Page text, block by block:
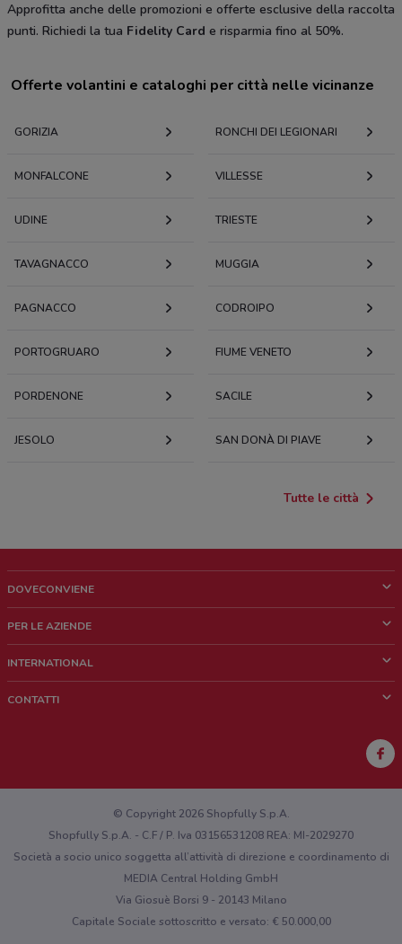
Approfitta anche delle promozioni e offerte esclusive della raccolta
punti. Richiedi la tua Fidelity Card e risparmia fino al 50%.
Offerte volantini e cataloghi per città nelle vicinanze
GORIZIA RONCHI DEI LEGIONARI
MONFALCONE VILLESSE
UDINE TRIESTE
TAVAGNACCO MUGGIA
PAGNACCO CODROIPO
PORTOGRUARO FIUME VENETO
PORDENONE SACILE
JESOLO SAN DONÀ DI PIAVE
Tutte le città
DOVECONVIENE
Chi siamo
Lavora con noi
PER LE AZIENDE
Richieste commerciali e marketing
INTERNATIONAL
CONTATTI
Hai un malfunzionamento sul web o sull'app?
© Copyright 2026 Shopfully S.p.A.
Shopfully S.p.A. - C.F / P. Iva 03156531208 REA: MI-2029270
Società a socio unico soggetta all’attività di direzione e coordinamento di
MEDIA Central Holding GmbH
Via Giosuè Borsi 9 - 20143 Milano
Capitale Sociale sottoscritto e versato: € 50.000,00